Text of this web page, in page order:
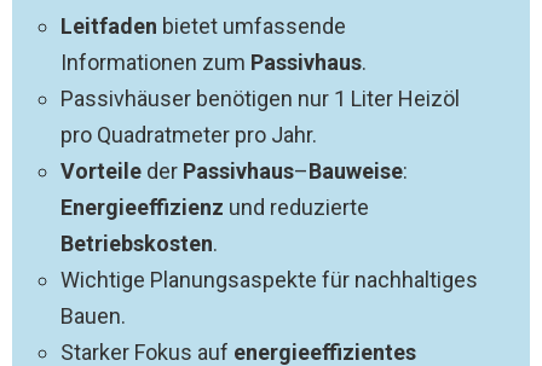
Leitfaden bietet umfassende
Informationen zum Passivhaus.
Passivhäuser benötigen nur 1 Liter Heizöl
pro Quadratmeter pro Jahr.
Vorteile der Passivhaus–Bauweise:
Energieeffizienz und reduzierte
Betriebskosten.
Wichtige Planungsaspekte für nachhaltiges
Bauen.
Starker Fokus auf energieeffizientes